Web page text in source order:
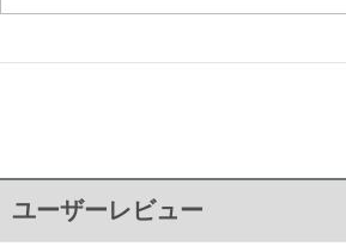
ユーザーレビュー